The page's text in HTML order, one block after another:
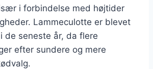
i forbindelse med højtider
Lammeculotte er blevet
de seneste år, da flere
efter sundere og mere